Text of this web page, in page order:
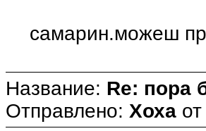
самарин.можеш
Название: Re: пора
Отправлено: Хоха от